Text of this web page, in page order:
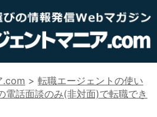
.com > 転職エージェントの使い
電話面談のみ(非対面)で転職でき